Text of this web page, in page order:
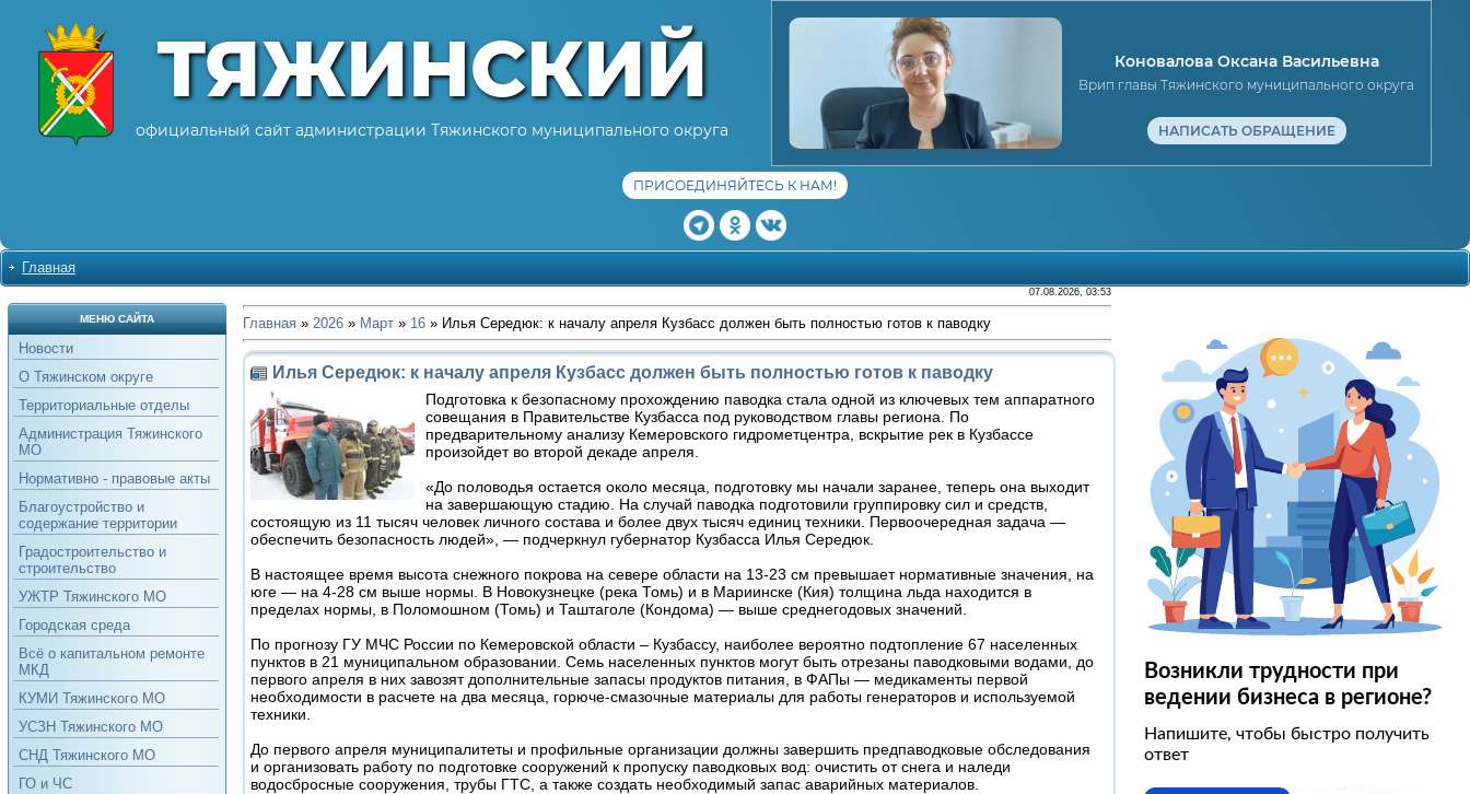
ТЯЖИНСКИЙ
официальный сайт администрации Тяжинского муниципального округа
Коновалова Оксана Васильевна
Врип главы Тяжинского муниципального округа
НАПИСАТЬ ОБРАЩЕНИЕ
ПРИСОЕДИНЯЙТЕСЬ К НАМ!
Главная
МЕНЮ САЙТА
Новости
О Тяжинском округе
Территориальные отделы
Администрация Тяжинского
МО
Нормативно - правовые акты
Благоустройство и
содержание территории
Градостроительство и
строительство
УЖТР Тяжинского МО
Городская среда
Всё о капитальном ремонте
МКД
КУМИ Тяжинского МО
УСЗН Тяжинского МО
СНД Тяжинского МО
ГО и ЧС
07.08.2026, 03:53
Главная» 2026 » Март » 16» Илья Середюк: к началу апреля Кузбасс должен быть полностью готов к паводку
Илья Середюк: к началу апреля Кузбасс должен быть полностью готов к паводку
Подготовка к безопасному прохождению паводка стала одной из ключевых тем аппаратного
совещания в Правительстве Кузбасса под руководством главы региона. По
предварительному анализу Кемеровского гидрометцентра, вскрытие рек в Кузбассе
произойдет во второй декаде апреля.
«До половодья остается около месяца, подготовку мы начали заранее, теперь она выходит
на завершающую стадию. На случай паводка подготовили группировку сил и средств,
состоящую из 11 тысяч человек личного состава и более двух тысяч единиц техники. Первоочередная задача —
обеспечить безопасность людей», — подчеркнул губернатор Кузбасса Илья Середюк.
В настоящее время высота снежного покрова на севере области на 13-23 см превышает нормативные значения, на
юге — на 4-28 см выше нормы. В Новокузнецке (река Томь) и в Мариинске (Кия) толщина льда находится в
пределах нормы, в Поломошном (Томь) и Таштаголе (Кондома) — выше среднегодовых значений.
По прогнозу ГУ МЧС России по Кемеровской области – Кузбассу, наиболее вероятно подтопление 67 населенных
пунктов в 21 муниципальном образовании. Семь населенных пунктов могут быть отрезаны паводковыми водами, до
первого апреля в них завозят дополнительные запасы продуктов питания, в ФАПы — медикаменты первой
необходимости в расчете на два месяца, горюче-смазочные материалы для работы генераторов и используемой
техники.
До первого апреля муниципалитеты и профильные организации должны завершить предпаводковые обследования
и организовать работу по подготовке сооружений к пропуску паводковых вод: очистить от снега и наледи
водосбросные сооружения, трубы ГТС, а также создать необходимый запас аварийных материалов.
Возникли трудности при
ведении бизнеса в регионе?
Напишите, чтобы быстро получить
ответ